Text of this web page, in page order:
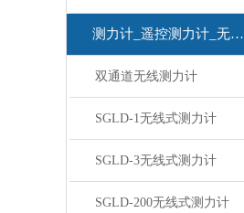
测力计_遥控测力计_无线测力计
双通道无线测力计
SGLD-1无线式测力计
SGLD-3无线式测力计
SGLD-200无线式测力计